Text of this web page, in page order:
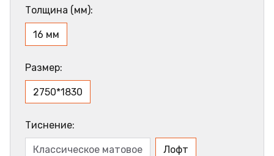
Толщина (мм):
16 мм
Размер:
2750*1830
Тиснение:
Классическое матовое Лофт